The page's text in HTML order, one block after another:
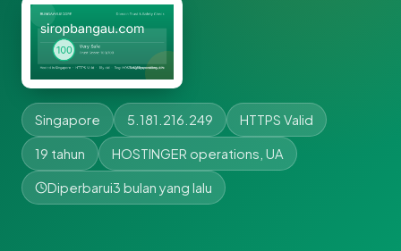
Singapore 5.181.216.249 HTTPS Valid
19 tahun HOSTINGER operations, UA
Diperbarui3 bulan yang lalu